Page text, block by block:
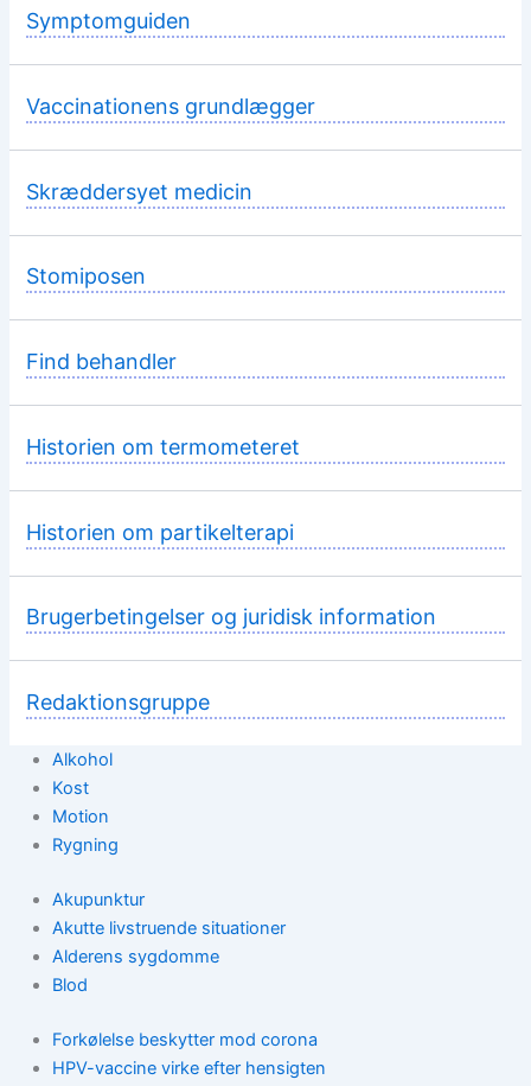
Symptomguiden
Vaccinationens grundlægger
Skræddersyet medicin
Stomiposen
Find behandler
Historien om termometeret
Historien om partikelterapi
Brugerbetingelser og juridisk information
Redaktionsgruppe
Alkohol
Kost
Motion
Rygning
Akupunktur
Akutte livstruende situationer
Alderens sygdomme
Blod
Forkølelse beskytter mod corona
HPV-vaccine virke efter hensigten